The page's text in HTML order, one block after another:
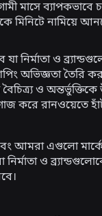
মাসে ব্যাপকভাবে
মিনিটে নামিয়ে
নির্মাতা ও
অভিজ্ঞতা তৈরি
ও
করে রানওয়েতে
আমরা এগুলো
ও